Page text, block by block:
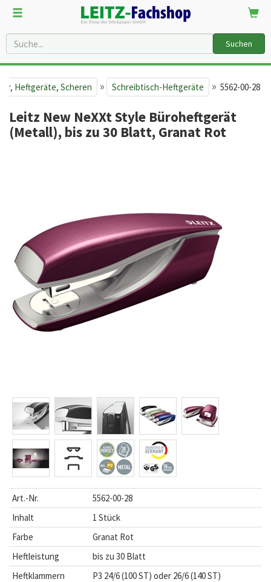
Suchen
Heftgeräte, Scheren » Schreibtisch-Heftgeräte » 5562-00-28
Leitz New NeXXt Style Büroheftgerät
(Metall), bis zu 30 Blatt, Granat Rot
Art.-Nr.
5562-00-28
Inhalt
1 Stück
Farbe
Granat Rot
Heftleistung
bis zu 30 Blatt
Heftklammern
P3 24/6 (100 ST) oder 26/6 (140 ST)